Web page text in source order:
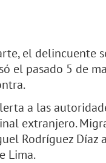
el delincuente
el pasado 5 de
a las
extranjero.
Rodríguez Díaz
Lima.